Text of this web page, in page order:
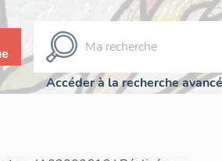
Accéder à la recherche